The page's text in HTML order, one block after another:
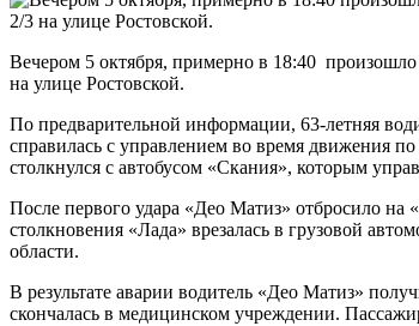
Вечером 5 октября, примерно в 18:40 произошло смертельное ДТП в Воронеже. Инцидент случился возле дома № 2/3
на улице Ростовской.
По предварительной информации, 63-летняя
справилась с управлением во время движения
столкнулся с автобусом «Скания», которым
После первого удара «Део Матиз» отбросило на
столкновения «Лада» врезалась в грузовой
области.
В результате аварии водитель «Део Матиз»
скончалась в медицинском учреждении.